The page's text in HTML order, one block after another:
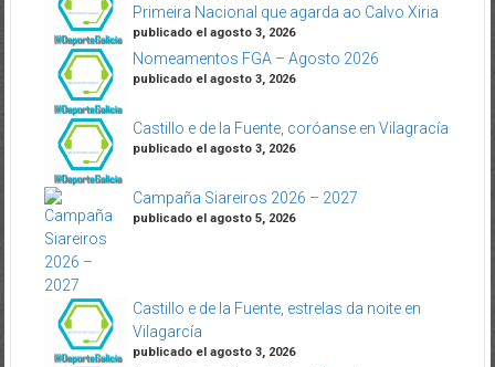
Primeira Nacional que agarda ao Calvo Xiria
publicado el agosto 3, 2026
Nomeamentos FGA – Agosto 2026
publicado el agosto 3, 2026
Castillo e de la Fuente, coróanse en Vilagracía
publicado el agosto 3, 2026
Campaña Siareiros 2026 – 2027
publicado el agosto 5, 2026
Castillo e de la Fuente, estrelas da noite en
Vilagarcía
publicado el agosto 3, 2026